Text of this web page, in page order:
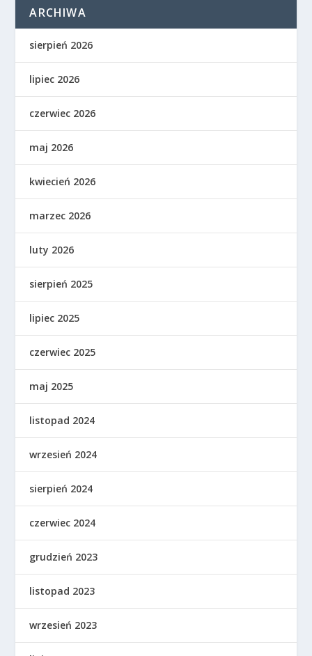
ARCHIWA
sierpień 2026
lipiec 2026
czerwiec 2026
maj 2026
kwiecień 2026
marzec 2026
luty 2026
sierpień 2025
lipiec 2025
czerwiec 2025
maj 2025
listopad 2024
wrzesień 2024
sierpień 2024
czerwiec 2024
grudzień 2023
listopad 2023
wrzesień 2023